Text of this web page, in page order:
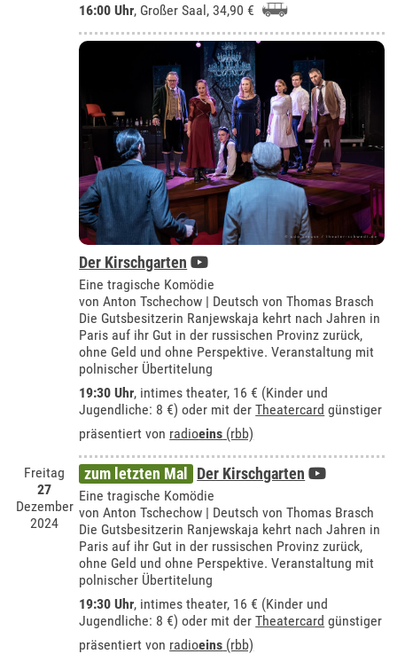
16:00 Uhr, Großer Saal , 34,90 €
Der Kirschgarten
Eine tragische Komödie
von Anton Tschechow | Deutsch von Thomas Brasch
Die Gutsbesitzerin Ranjewskaja kehrt nach Jahren in
Paris auf ihr Gut in der russischen Provinz zurück,
ohne Geld und ohne Perspektive. Veranstaltung mit
polnischer Übertitelung
19:30 Uhr, intimes theater, 16 € (Kinder und
Jugendliche: 8 €) oder mit derTheatercard günstiger
präsentiert von radioeins (rbb)
Freitag
27
Dezember
2024
zum letzten Mal Der Kirschgarten
Eine tragische Komödie
von Anton Tschechow | Deutsch von Thomas Brasch
Die Gutsbesitzerin Ranjewskaja kehrt nach Jahren in
Paris auf ihr Gut in der russischen Provinz zurück,
ohne Geld und ohne Perspektive. Veranstaltung mit
polnischer Übertitelung
19:30 Uhr, intimes theater, 16 € (Kinder und
Jugendliche: 8 €) oder mit derTheatercard günstiger
präsentiert von radioeins (rbb)